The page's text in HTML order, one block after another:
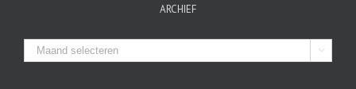
ARCHIEF
